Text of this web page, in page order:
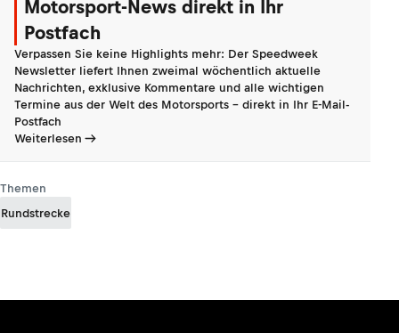
Motorsport-News direkt in Ihr
Postfach
Verpassen Sie keine Highlights mehr: Der Speedweek
Newsletter liefert Ihnen zweimal wöchentlich aktuelle
Nachrichten, exklusive Kommentare und alle wichtigen
Termine aus der Welt des Motorsports - direkt in Ihr E-Mail-
Postfach
Weiterlesen
Themen
Rundstrecke